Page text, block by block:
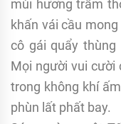
mùi hương trầm
khấn vái cầu
cô gái quẩy
Mọi người vui cười
trong không khí
phùn lất phất bay.